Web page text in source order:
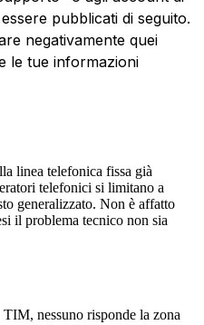
pubblicati di seguito.
negativamente quei
le tue informazioni